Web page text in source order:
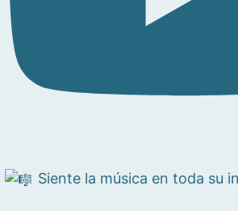
Siente la música en toda su